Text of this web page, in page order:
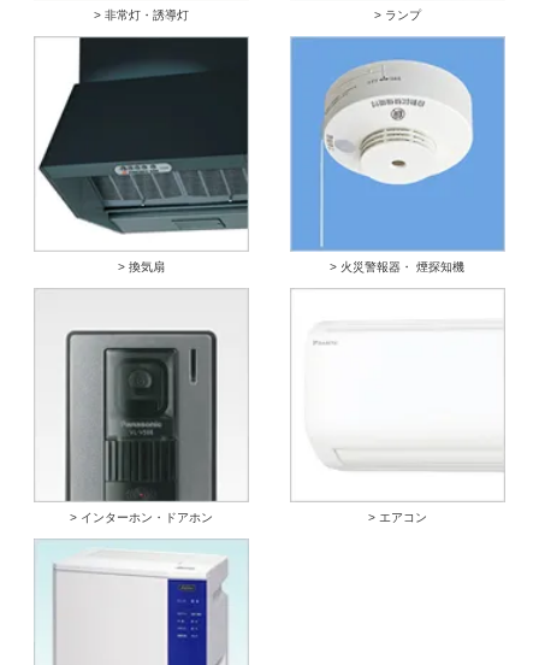
> 非常灯・誘導灯 > ランプ
> 換気扇 > 火災警報器・ 煙探知機
> インターホン・ドアホン > エアコン